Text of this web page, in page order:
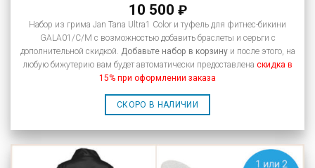
10 500 ₽
Набор из грима Jan Tana Ultra1 Color и туфель для фитнес-бикини
GALA01/C/M с возможностью добавить браслеты и серьги с
дополнительной скидкой.
Добавьте набор в корзинуи после этого, на
любую бижутерию вам будет автоматически предоставлена скидка в
15% при оформлении заказа
СКОРО В НАЛИЧИИ